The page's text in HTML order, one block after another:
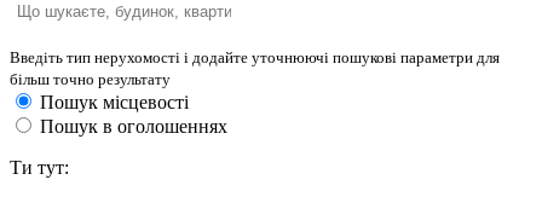
Введіть тип нерухомості і додайте уточнюючі пошукові параметри для
більш точно результату
Пошук місцевості
Пошук в оголошеннях
Ти тут: